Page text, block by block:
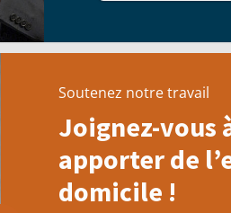
Soutenez notre travail
Joignez-vous
apporter de
domicile !